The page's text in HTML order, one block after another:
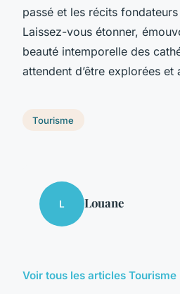
passé et les récits
Laissez-vous étonner,
beauté intemporelle des
attendent d’être explorées et
Tourisme
L Louane
Voir tous les articles